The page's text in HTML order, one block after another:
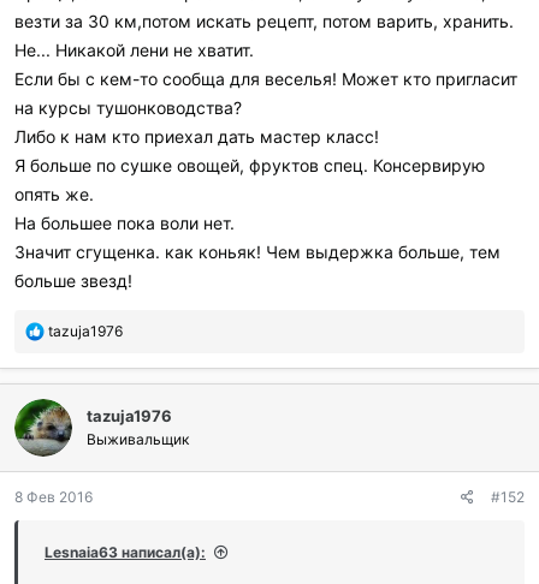
везти за 30 км,потом искать рецепт, потом варить, хранить.
Не... Никакой лени не хватит.
Если бы с кем-то сообща для веселья! Может кто пригласит
на курсы тушонководства?
Либо к нам кто приехал дать мастер класс!
Я больше по сушке овощей, фруктов спец. Консервирую
опять же.
На большее пока воли нет.
Значит сгущенка. как коньяк! Чем выдержка больше, тем
больше звезд!
П
б
а
г
о
а
и
tazuja1976
tazuja1976
Выживальщик
8 Фев 2016 #152
Lesnaia63 написал(а):